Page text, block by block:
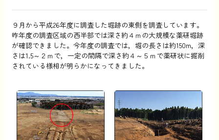
９月から平成26年度に調査した堀跡の東側を調査しています。
昨年度の調査区域の西半部では深さ約４ｍの大規模な薬研堀跡
が確認できました。今年度の調査では，堀の長さは約150m，深
さは1.5～２ｍで，一定の間隔で深さ約４～５ｍで薬研状に掘削
されている様相が明らかになってきました。